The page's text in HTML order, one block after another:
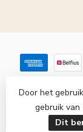
© Copyright
Door het
gebruik
Dit